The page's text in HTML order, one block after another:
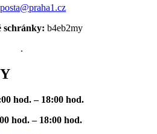
posta@praha1.cz
schránky: b4eb2my
.
hod. – 18:00 hod.
hod. – 18:00 hod.